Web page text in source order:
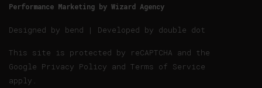
Performance Marketing by Wizard Agency
Designed by bend | Developed by double dot
This site is protected by reCAPTCHA and the
Google Privacy Policy and Terms of Service
apply.